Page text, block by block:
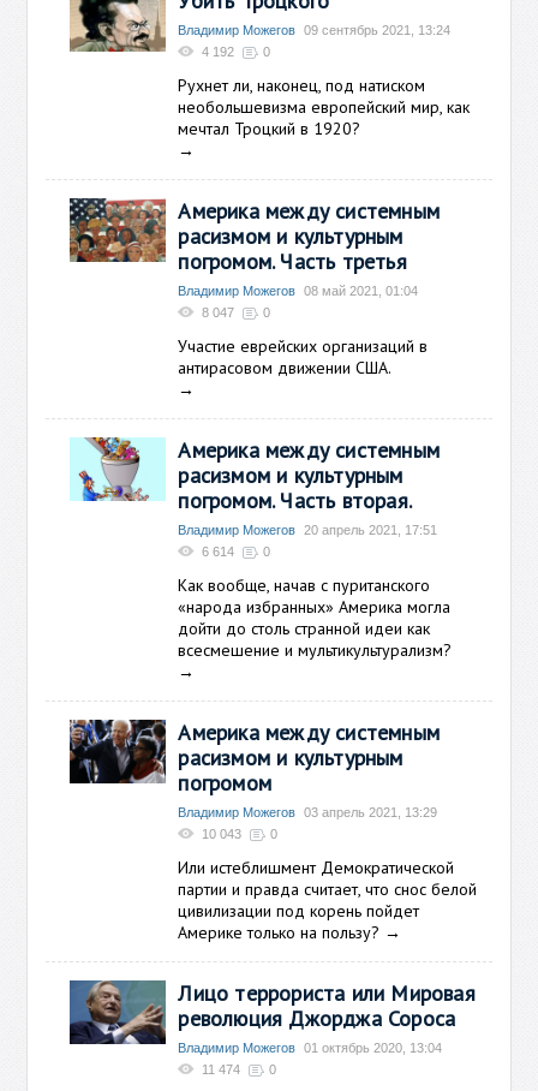
Владимир Можегов
09 сентябрь 2021, 13:24
4 192
0
Рухнет ли, наконец, под натиском
необольшевизма европейский мир, как
мечтал Троцкий в 1920?
→
Америка между системным
расизмом и культурным
погромом. Часть третья
Владимир Можегов
08 май 2021, 01:04
8 047
0
Участие еврейских организаций в
антирасовом движении США.
→
Америка между системным
расизмом и культурным
погромом. Часть вторая.
Владимир Можегов
20 апрель 2021, 17:51
6 614
0
Как вообще, начав с пуританского
«народа избранных» Америка могла
дойти до столь странной идеи как
всесмешение и мультикультурализм?
→
Америка между системным
расизмом и культурным
погромом
Владимир Можегов
03 апрель 2021, 13:29
10 043
0
Или истеблишмент Демократической
партии и правда считает, что снос белой
цивилизации под корень пойдет
Америке только на пользу? →
Лицо террориста или Мировая
революция Джорджа Сороса
Владимир Можегов
01 октябрь 2020, 13:04
11 474
0